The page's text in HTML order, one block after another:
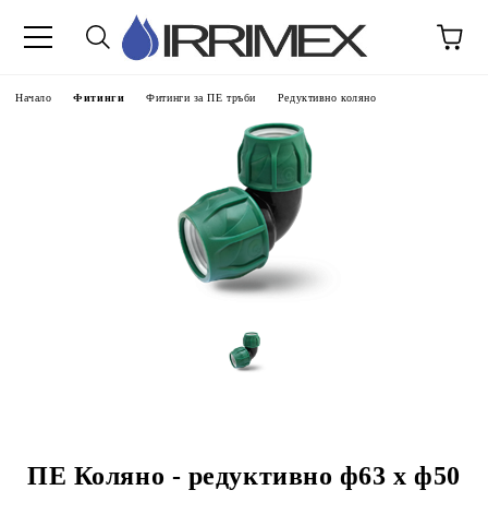
Начало Фитинги Фитинги за ПЕ тръби Редуктивно коляно
ПЕ Коляно - редуктивно ф63 x ф50